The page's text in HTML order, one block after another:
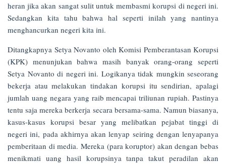
heran jika akan sangat sulit untuk membasmi korupsi di negeri ini.
Sedangkan kita tahu bahwa hal seperti inilah yang nantinya
menghancurkan negeri kita ini.
Ditangkapnya Setya Novanto oleh Komisi Pemberantasan Korupsi
(KPK) menunjukan bahwa masih banyak orang-orang seperti
Setya Novanto di negeri ini. Logikanya tidak mungkin seseorang
bekerja atau melakukan tindakan korupsi itu sendirian, apalagi
jumlah uang negara yang raib mencapai triliunan rupiah. Pastinya
tentu saja mereka berkerja secara bersama-sama. Namun biasanya,
kasus-kasus korupsi besar yang melibatkan pejabat tinggi di
negeri ini, pada akhirnya akan lenyap seiring dengan lenyapanya
pemberitaan di media. Mereka (para koruptor) akan dengan bebas
menikmati uang hasil korupsinya tanpa takut peradilan akan